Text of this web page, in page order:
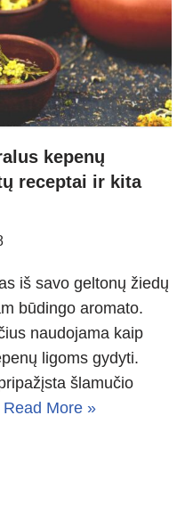
kepenų
receptai ir kita
iš savo geltonų žiedų
būdingo aromato.
naudojama kaip
ligoms gydyti.
šlamučio
Read More »